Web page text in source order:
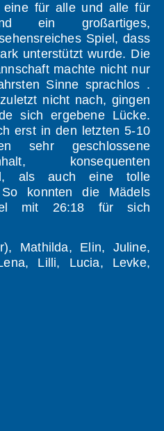
für alle und alle für
ein großartiges,
Spiel, dass
unterstützt wurde. Die
machte nicht nur
Sinne sprachlos .
nicht nach, gingen
sich ergebene Lücke.
erst in den letzten 5-10
sehr geschlossene
konsequenten
als auch eine tolle
So konnten die Mädels
mit 26:18 für sich
Mathilda, Elin, Juline,
Lilli, Lucia, Levke,